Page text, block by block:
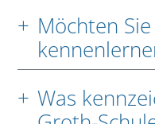
Möchten
Was